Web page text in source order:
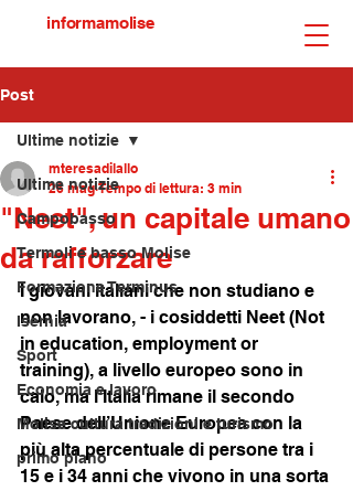
informamolise
Post
Ultime notizie
Campobasso
Termoli e basso Molise
Formazione Terminus
Isernia
Sport
Economia e lavoro
Molise cultura tradizioni e turismo
primo piano
Ultime notizie
"Neet", un capitale umano
da rafforzare
mteresadilallo
26 mag Tempo di lettura: 3 min
I giovani italiani che non studiano e
non lavorano, - i cosiddetti Neet (Not
in education, employment or
training), a livello europeo sono in
calo, ma l’Italia rimane il secondo
Paese dell’Unione Europea con la
più alta percentuale di persone tra i
15 e i 34 anni che vivono in una sorta